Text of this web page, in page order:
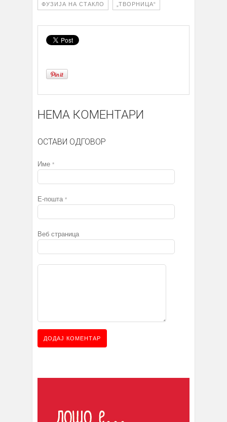
ФУЗИЈА НА СТАКЛО „ТВОРНИЦА“
НЕМА КОМЕНТАРИ
ОСТАВИ ОДГОВОР
Име *
Е-пошта *
Веб страница